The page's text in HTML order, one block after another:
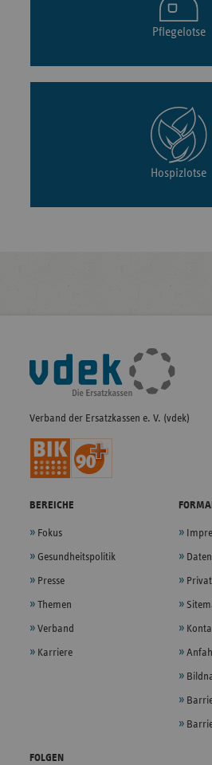
Pflegelotse
Hospizlotse
Fußleisten-
Navigation
Verband der Ersatzkassen e. V. (vdek)
BEREICHE
Fokus
Gesundheitspolitik
Presse
Themen
Verband
Karriere
FOLGEN